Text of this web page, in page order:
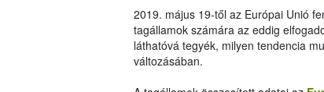
2019. május 19-től az Európai Unió
tagállamok számára az eddig
láthatóvá tegyék, milyen tendencia
változásában.